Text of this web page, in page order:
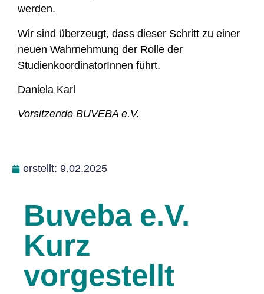
werden.
Wir sind überzeugt, dass dieser Schritt zu einer
neuen Wahrnehmung der Rolle der
StudienkoordinatorInnen führt.
Daniela Karl
Vorsitzende BUVEBA e.V.
erstellt: 9.02.2025
Buveba e.V.
Kurz
vorgestellt